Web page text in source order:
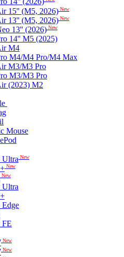
15'' (M5, 2026) New
13'' (M5, 2026) New
13'' (2026) New
14'' M5 (2025)
M4
M4/M4 Pro/M4 Max
M3/M3 Pro
M3/M3 Pro
(2023) M2
Mouse
Ultra New
New
New
Ultra
Edge
FE
New
New